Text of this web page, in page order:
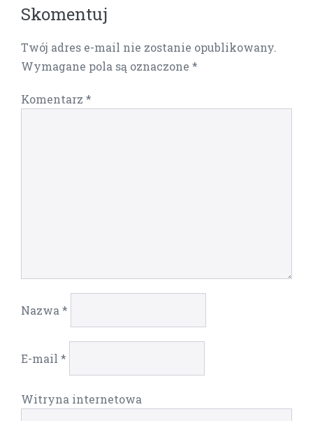
Skomentuj
Twój adres e-mail nie zostanie opublikowany.
Wymagane pola są oznaczone *
Komentarz *
Nazwa *
E-mail *
Witryna internetowa